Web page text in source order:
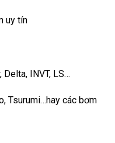
uy tín
Delta, INVT, LS…
Tsurumi…hay các bơm